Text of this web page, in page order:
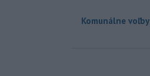
Komunálne voľby